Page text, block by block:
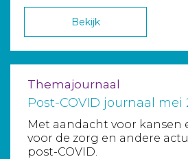
Bekijk
Themajournaal
Post-COVID journaal mei
Met aandacht voor kansen
voor de zorg en andere
post-COVID.